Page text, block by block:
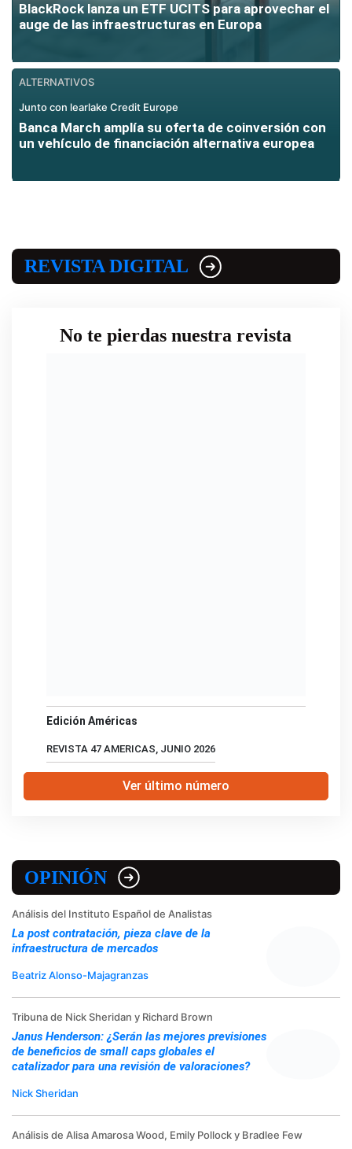
BlackRock lanza un ETF UCITS para aprovechar el
auge de las infraestructuras en Europa
ALTERNATIVOS
Junto con learlake Credit Europe
Banca March amplía su oferta de coinversión con
un vehículo de financiación alternativa europea
REVISTA DIGITAL
No te pierdas nuestra revista
Edición Américas
REVISTA 47 AMERICAS, JUNIO 2026
Ver último número
OPINIÓN
Análisis del Instituto Español de Analistas
La post contratación, pieza clave de la
infraestructura de mercados
Beatriz Alonso-Majagranzas
Tribuna de Nick Sheridan y Richard Brown
Janus Henderson: ¿Serán las mejores previsiones
de beneficios de small caps globales el
catalizador para una revisión de valoraciones?
Nick Sheridan
Análisis de Alisa Amarosa Wood, Emily Pollock y Bradlee Few